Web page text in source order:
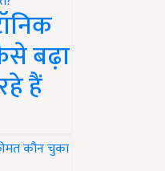
बढ़ा
हैं